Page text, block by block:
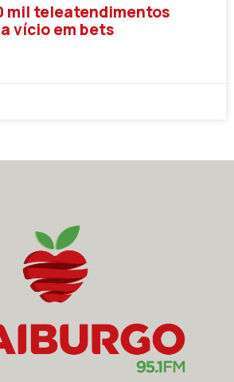
mil teleatendimentos
vício em bets